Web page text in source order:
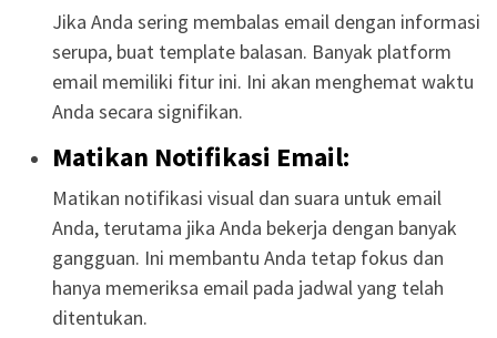
Jika Anda sering membalas email dengan informasi
serupa, buat template balasan. Banyak platform
email memiliki fitur ini. Ini akan menghemat waktu
Anda secara signifikan.
Matikan Notifikasi Email:
Matikan notifikasi visual dan suara untuk email
Anda, terutama jika Anda bekerja dengan banyak
gangguan. Ini membantu Anda tetap fokus dan
hanya memeriksa email pada jadwal yang telah
ditentukan.